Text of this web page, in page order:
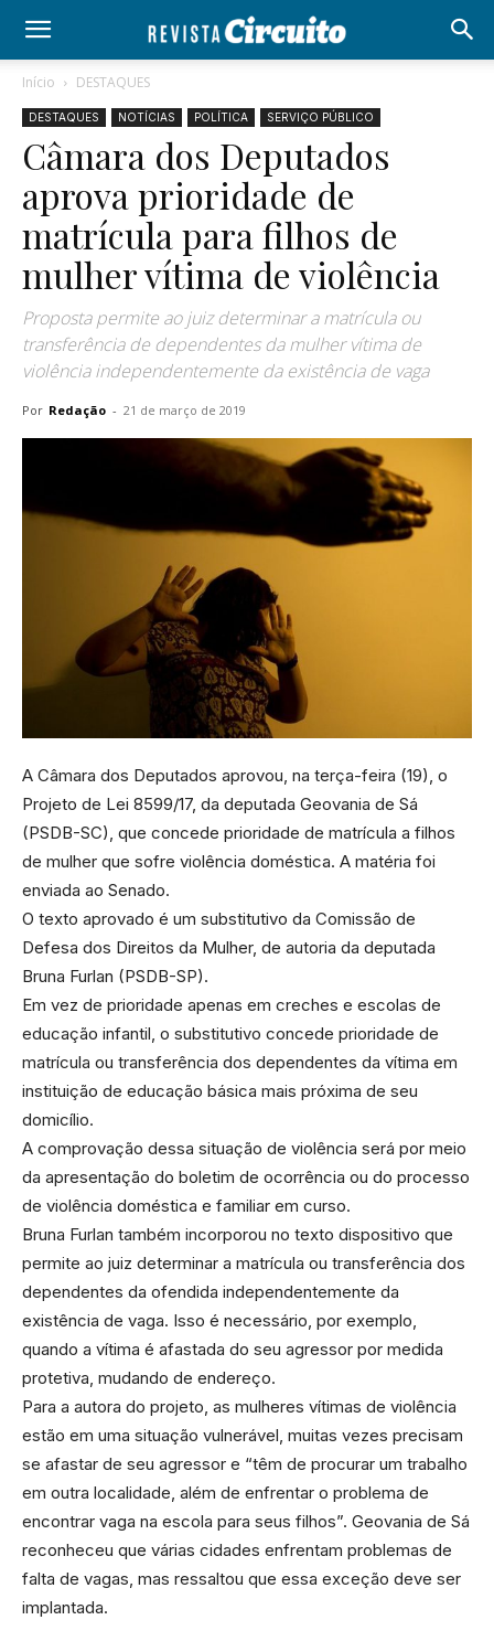
Início DESTAQUES
DESTAQUES NOTÍCIAS POLÍTICA SERVIÇO PÚBLICO
Câmara dos Deputados
aprova prioridade de
matrícula para filhos de
mulher vítima de violência
Proposta permite ao juiz determinar a matrícula ou
transferência de dependentes da mulher vítima de
violência independentemente da existência de vaga
Por Redação - 21 de março de 2019
A Câmara dos Deputados aprovou, na terça-feira (19), o
Projeto de Lei 8599/17, da deputada Geovania de Sá
(PSDB-SC), que concede prioridade de matrícula a filhos
de mulher que sofre violência doméstica. A matéria foi
enviada ao Senado.
O texto aprovado é um substitutivo da Comissão de
Defesa dos Direitos da Mulher, de autoria da deputada
Bruna Furlan (PSDB-SP).
Em vez de prioridade apenas em creches e escolas de
educação infantil, o substitutivo concede prioridade de
matrícula ou transferência dos dependentes da vítima em
instituição de educação básica mais próxima de seu
domicílio.
A comprovação dessa situação de violência será por meio
da apresentação do boletim de ocorrência ou do processo
de violência doméstica e familiar em curso.
Bruna Furlan também incorporou no texto dispositivo que
permite ao juiz determinar a matrícula ou transferência dos
dependentes da ofendida independentemente da
existência de vaga. Isso é necessário, por exemplo,
quando a vítima é afastada do seu agressor por medida
protetiva, mudando de endereço.
Para a autora do projeto, as mulheres vítimas de violência
estão em uma situação vulnerável, muitas vezes precisam
se afastar de seu agressor e “têm de procurar um trabalho
em outra localidade, além de enfrentar o problema de
encontrar vaga na escola para seus filhos”. Geovania de Sá
reconheceu que várias cidades enfrentam problemas de
falta de vagas, mas ressaltou que essa exceção deve ser
implantada.